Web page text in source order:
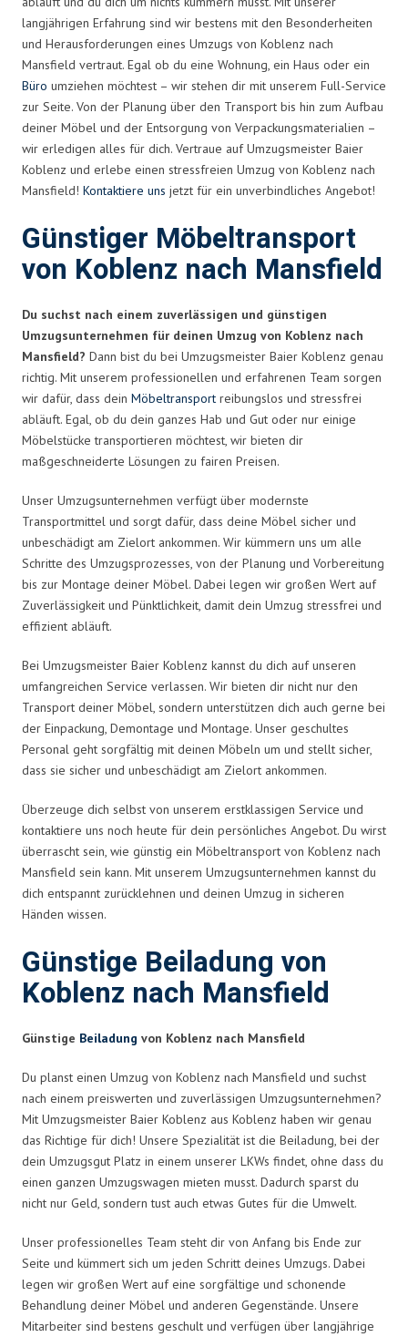
langjährigen Erfahrung sind wir bestens mit den Besonderheiten
und Herausforderungen eines Umzugs von Koblenz nach
Mansfield vertraut. Egal ob du eine Wohnung, ein Haus oder ein
Büro umziehen möchtest – wir stehen dir mit unserem Full-Service
zur Seite. Von der Planung über den Transport bis hin zum Aufbau
deiner Möbel und der Entsorgung von Verpackungsmaterialien –
wir erledigen alles für dich. Vertraue auf Umzugsmeister Baier
Koblenz und erlebe einen stressfreien Umzug von Koblenz nach
Mansfield! Kontaktiere uns jetzt für ein unverbindliches Angebot!
Günstiger Möbeltransport
von Koblenz nach Mansfield
Du suchst nach einem zuverlässigen und günstigen
Umzugsunternehmen für deinen Umzug von Koblenz nach
Mansfield? Dann bist du bei Umzugsmeister Baier Koblenz genau
richtig. Mit unserem professionellen und erfahrenen Team sorgen
wir dafür, dass dein Möbeltransport reibungslos und stressfrei
abläuft. Egal, ob du dein ganzes Hab und Gut oder nur einige
Möbelstücke transportieren möchtest, wir bieten dir
maßgeschneiderte Lösungen zu fairen Preisen.
Unser Umzugsunternehmen verfügt über modernste
Transportmittel und sorgt dafür, dass deine Möbel sicher und
unbeschädigt am Zielort ankommen. Wir kümmern uns um alle
Schritte des Umzugsprozesses, von der Planung und Vorbereitung
bis zur Montage deiner Möbel. Dabei legen wir großen Wert auf
Zuverlässigkeit und Pünktlichkeit, damit dein Umzug stressfrei und
effizient abläuft.
Bei Umzugsmeister Baier Koblenz kannst du dich auf unseren
umfangreichen Service verlassen. Wir bieten dir nicht nur den
Transport deiner Möbel, sondern unterstützen dich auch gerne bei
der Einpackung, Demontage und Montage. Unser geschultes
Personal geht sorgfältig mit deinen Möbeln um und stellt sicher,
dass sie sicher und unbeschädigt am Zielort ankommen.
Überzeuge dich selbst von unserem erstklassigen Service und
kontaktiere uns noch heute für dein persönliches Angebot. Du wirst
überrascht sein, wie günstig ein Möbeltransport von Koblenz nach
Mansfield sein kann. Mit unserem Umzugsunternehmen kannst du
dich entspannt zurücklehnen und deinen Umzug in sicheren
Händen wissen.
Günstige Beiladung von
Koblenz nach Mansfield
Günstige Beiladung von Koblenz nach Mansfield
Du planst einen Umzug von Koblenz nach Mansfield und suchst
nach einem preiswerten und zuverlässigen Umzugsunternehmen?
Mit Umzugsmeister Baier Koblenz aus Koblenz haben wir genau
das Richtige für dich! Unsere Spezialität ist die Beiladung, bei der
dein Umzugsgut Platz in einem unserer LKWs findet, ohne dass du
einen ganzen Umzugswagen mieten musst. Dadurch sparst du
nicht nur Geld, sondern tust auch etwas Gutes für die Umwelt.
Unser professionelles Team steht dir von Anfang bis Ende zur
Seite und kümmert sich um jeden Schritt deines Umzugs. Dabei
legen wir großen Wert auf eine sorgfältige und schonende
Behandlung deiner Möbel und anderen Gegenstände. Unsere
Mitarbeiter sind bestens geschult und verfügen über langjährige